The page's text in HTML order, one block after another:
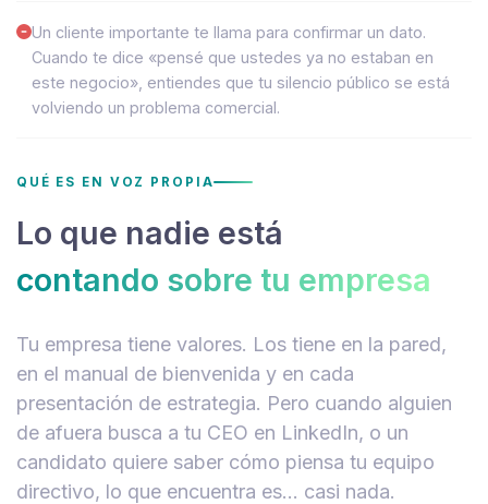
Un cliente importante te llama para confirmar un dato.
Cuando te dice «pensé que ustedes ya no estaban en
este negocio», entiendes que tu silencio público se está
volviendo un problema comercial.
QUÉ ES EN VOZ PROPIA
Lo que nadie está
contando sobre tu empresa
Tu empresa tiene valores. Los tiene en la pared,
en el manual de bienvenida y en cada
presentación de estrategia. Pero cuando alguien
de afuera busca a tu CEO en LinkedIn, o un
candidato quiere saber cómo piensa tu equipo
directivo, lo que encuentra es… casi nada.